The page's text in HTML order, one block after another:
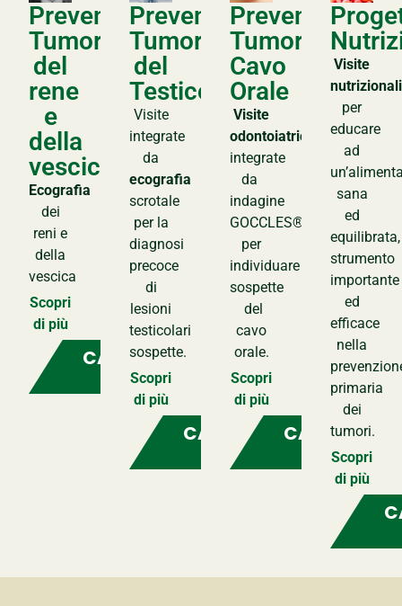
Prevenzione
Tumori
del
rene
e
della
vescica
Ecografia
dei
reni e
della
vescica
Scopri
di più
CALENDARIO
VISITE
Prevenzione
Tumori
del
Testicolo
Visite
integrate
da
ecografia
scrotale
per la
diagnosi
precoce
di
lesioni
testicolari
sospette.
Scopri
di più
CALENDARIO
VISITE
Prevenzione
Tumori
Cavo
Orale
Visite
odontoiatriche
integrate
da
indagine
GOCCLES®
per
individuare lesioni
sospette
del
cavo
orale.
Scopri
di più
CALENDARIO
VISITE
Visite
nutrizionali
per
educare
ad
sana
ed
equilibrata,
strumento
importante
ed
efficace
nella
primaria
dei
tumori.
Scopri
di più